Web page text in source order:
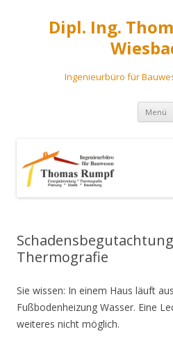
Dipl. Ing.
Ingenieurbüro für
Menü
Thermografie
Sie wissen: In einem Haus läuft
Fußbodenheizung Wasser. Eine
weiteres nicht möglich.